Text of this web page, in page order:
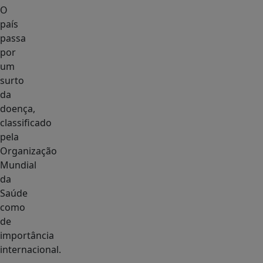
O
país
passa
por
um
surto
da
doença,
classificado
pela
Organização
Mundial
da
Saúde
como
de
importância
internacional.